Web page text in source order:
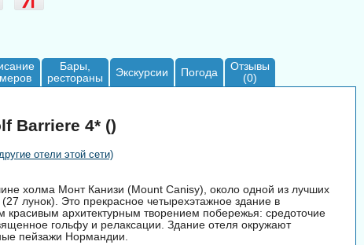
Бары,
рестораны
Экскурсии Погода
Отзывы
(0)
Barriere 4* ()
отели этой сети)
холма Монт Канизи (Mount Canisy), около одной из лучших
лунок). Это прекрасное четырехэтажное здание в
красивым архитектурным творением побережья: средоточие
гольфу и релаксации. Здание отеля окружают
пейзажи Нормандии.